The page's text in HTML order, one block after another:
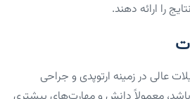
را ارائه دهند.
در زمینه ارتوپدی و جراحی